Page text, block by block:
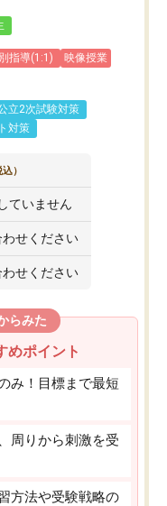
指導(1:1)
映像授業
立2次試験対策
対策
込）
ていません
せください
せください
らみた
めポイント
み！目標まで最短
周りから刺激を受
方法や受験戦略の